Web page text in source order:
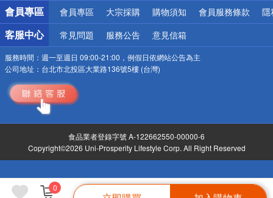
0
會員專區 會員專區 大宗採購 購物須知 會員服務條款 隱
客服中心 常見問題 服務公告 意見信箱
服務時間： 週一至週日 09:00-21:00，例假日依網站公告為主
公司地址： 台北市北投區大業路136號5樓 (台灣)
食品業者登錄字號 A-122662550-00000-6
Copyright©2026 Uni-Prosperity Lifestyle Corp. All Right Reserved